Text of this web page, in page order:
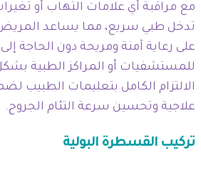
مع مراقبة أي علامات التهاب أو
تدخل طبي سريع، مما يساعد
على رعاية آمنة ومريحة دون الحاجة
للمستشفيات أو المراكز الطبية
الالتزام الكامل بتعليمات الطبيب
علاجية وتحسين سرعة التئام الجروح.
تركيب القسطرة البولية